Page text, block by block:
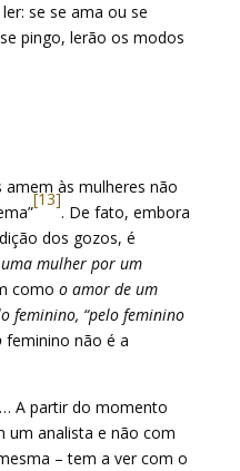
se se ama ou se
pingo, lerão os modos
amem às mulheres não
[13]
. De fato, embora
dos gozos, é
mulher por um
como o amor de um
feminino, “pelo feminino
feminino não é a
A partir do momento
um analista e não com
– tem a ver com o